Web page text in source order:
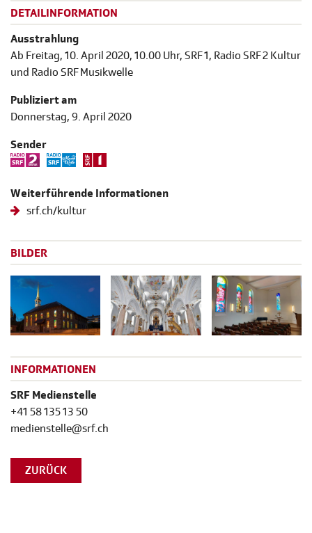
DETAILINFORMATION
Ausstrahlung
Ab Freitag, 10. April 2020, 10.00 Uhr, SRF 1, Radio SRF 2 Kultur
und Radio SRF Musikwelle
Publiziert am
Donnerstag, 9. April 2020
Sender
Weiterführende Informationen
srf.ch/kultur
BILDER
INFORMATIONEN
SRF Medienstelle
+41 58 135 13 50
medienstelle@srf.ch
ZURÜCK